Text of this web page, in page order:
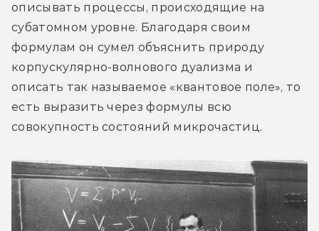
описывать процессы, происходящие на
субатомном уровне. Благодаря своим
формулам он сумел объяснить природу
корпускулярно-волнового дуализма и
описать так называемое «квантовое поле», то
есть выразить через формулы всю
совокупность состояний микрочастиц.